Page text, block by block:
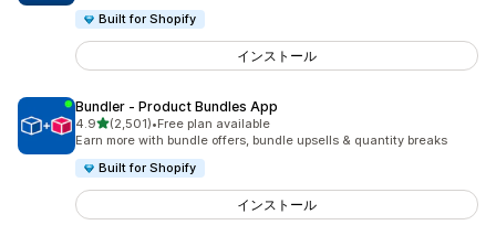
Built for Shopify
インストール
Bundler ‑ Product Bundles App
4.95つ星中
(2,501)
合計レビュー数：2501件
•Free plan available
Earn more with bundle offers, bundle upsells & quantity breaks
Built for Shopify
インストール